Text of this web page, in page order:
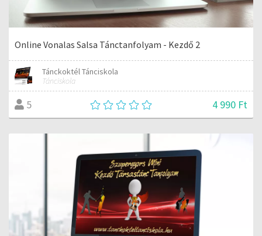
Online Vonalas Salsa Tánctanfolyam - Kezdő 2
Tánckoktél Tánciskola
Tánciskola
5 4 990 Ft